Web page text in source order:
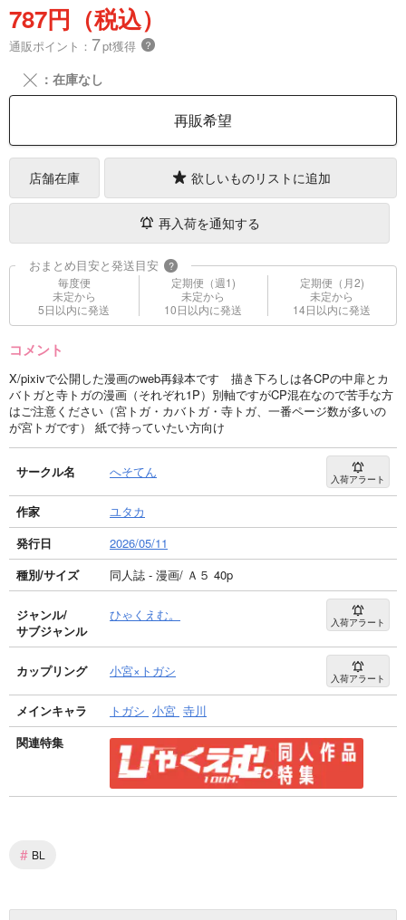
787円（税込）
通販ポイント： 7pt獲得 ？
╳ ：在庫なし
再販希望
店舗在庫 欲しいものリストに追加
再入荷を通知する
おまとめ目安と発送目安 ?
毎度便
未定から
5日以内に発送
定期便（週1)
未定から
10日以内に発送
定期便（月2)
未定から
14日以内に発送
コメント
X/pixivで公開した漫画のweb再録本です 描き下ろしは各CPの中扉とカ
バトガと寺トガの漫画（それぞれ1P）別軸ですがCP混在なので苦手な方
はご注意ください（宮トガ・カバトガ・寺トガ、一番ページ数が多いの
が宮トガです） 紙で持っていたい方向け
サークル名 へそてん 入荷アラート
作家
ユタカ
発行日
2026/05/11
種別/サイズ
同人誌 - 漫画/ Ａ５ 40p
ジャンル/
サブジャンル
ひゃくえむ。 入荷アラート
カップリング 小宮×トガシ 入荷アラート
メインキャラ トガシ 小宮 寺川
関連特集
# BL